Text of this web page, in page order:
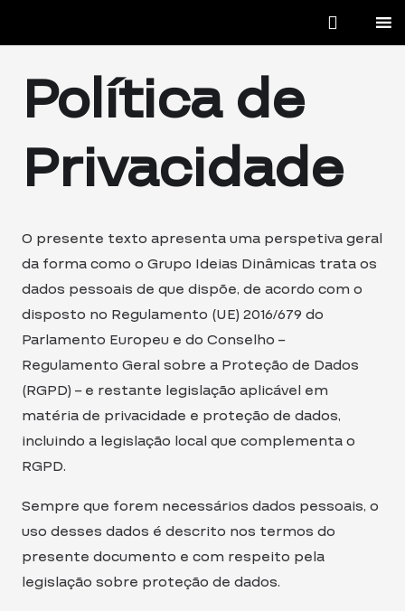
Política de
Privacidade
O presente texto apresenta uma perspetiva geral
da forma como o Grupo Ideias Dinâmicas trata os
dados pessoais de que dispõe, de acordo com o
disposto no Regulamento (UE) 2016/679 do
Parlamento Europeu e do Conselho –
Regulamento Geral sobre a Proteção de Dados
(RGPD) – e restante legislação aplicável em
matéria de privacidade e proteção de dados,
incluindo a legislação local que complementa o
RGPD.
Sempre que forem necessários dados pessoais, o
uso desses dados é descrito nos termos do
presente documento e com respeito pela
legislação sobre proteção de dados.